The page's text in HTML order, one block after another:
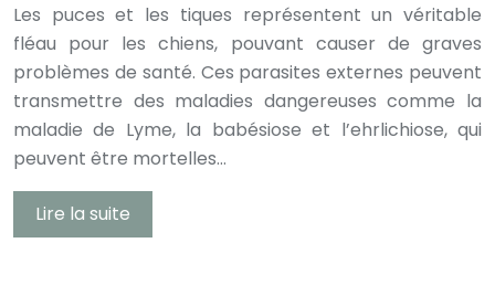
Les puces et les tiques représentent un véritable
fléau pour les chiens, pouvant causer de graves
problèmes de santé. Ces parasites externes peuvent
transmettre des maladies dangereuses comme la
maladie de Lyme, la babésiose et l’ehrlichiose, qui
peuvent être mortelles…
Lire la suite